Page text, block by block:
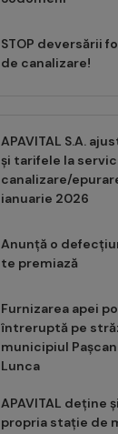
STOP deversării
de canalizare!
APAVITAL S.A.
și tarifele la
canalizare/
ianuarie 2026
Anunță o
te premiază
Furnizarea apei
întreruptă pe
municipiul
Lunca
APAVITAL deține
propria stație de